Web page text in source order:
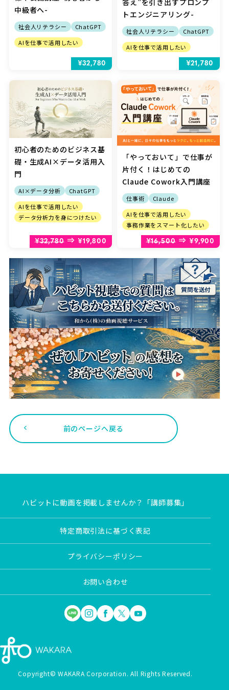
中級者へ-
社会人リテラシー
ChatGPT
AIを仕事で活用したい
¥32,780
答え”を引き出すプロンプ
トエンジニアリング-
社会人リテラシー
ChatGPT
AIを仕事で活用したい
¥21,780
初心者のためのビジネス基
礎・生成AI×データ活用入
門
AI×データ分析
ChatGPT
AIを仕事で活用したい
データ分析力を身につけたい
¥32,780 ⇒ ¥19,800
「やっておいて」で仕事が
片付く！はじめての
Claude Cowork入門講座
仕事術
Claude
AIを仕事で活用したい
事務作業をスマート化したい
¥16,500 ⇒ ¥9,900
前のページへ戻る
ハビットに動画を掲載しませんか？「講師募集」
特定商取引法に基づく表記
プライバシーポリシー
お問い合わせ
Copyright© WAKARA Corporation. All Rights Reserved.